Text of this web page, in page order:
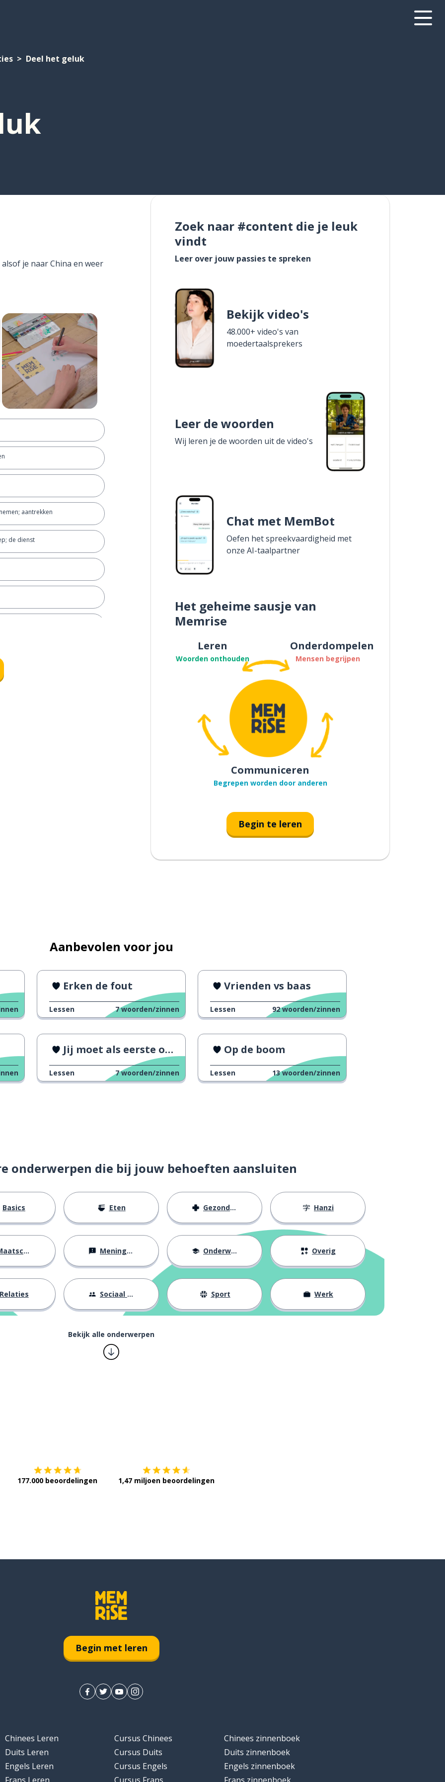
Deel het geluk
je naar China en weer
aantrekken
de dienst
gebeuren
Zoek naar #content die je leuk
vindt
Leer over jouw passies te spreken
Bekijk video's
48.000+ video's van
moedertaalsprekers
Leer de woorden
Wij leren je de woorden uit de video's
Chat met MemBot
Oefen het spreekvaardigheid met
onze AI-taalpartner
Het geheime sausje van
Memrise
Leren
Woorden onthouden
Onderdompelen
Mensen begrijpen
Communiceren
Begrepen worden door anderen
Begin te leren
Aanbevolen voor jou
Erken de fout
Lessen 7 woorden/zinnen
Vrienden vs baas
Lessen 92 woorden/zinnen
Jij moet als eerste ophangen
Lessen 7 woorden/zinnen
Op de boom
Lessen 13 woorden/zinnen
onderwerpen die bij jouw behoeften aansluiten
Basics Eten Gezondheid Hanzi
Meningen Onderwijs Overig
Relaties Sociaal leven Sport Werk
Bekijk alle onderwerpen
177.000 beoordelingen 1,47 miljoen beoordelingen
Begin met leren
Chinees Leren
Duits Leren
Engels Leren
Cursus Chinees
Cursus Duits
Cursus Engels
Chinees zinnenboek
Duits zinnenboek
Engels zinnenboek